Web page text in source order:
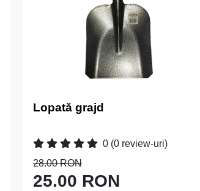
Lopată grajd
0 (0 review-uri)
28.00 RON
25.00 RON